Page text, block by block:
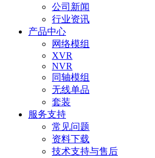
公司新闻
行业资讯
产品中心
网络模组
XVR
NVR
同轴模组
无线单品
套装
服务支持
常见问题
资料下载
技术支持与售后